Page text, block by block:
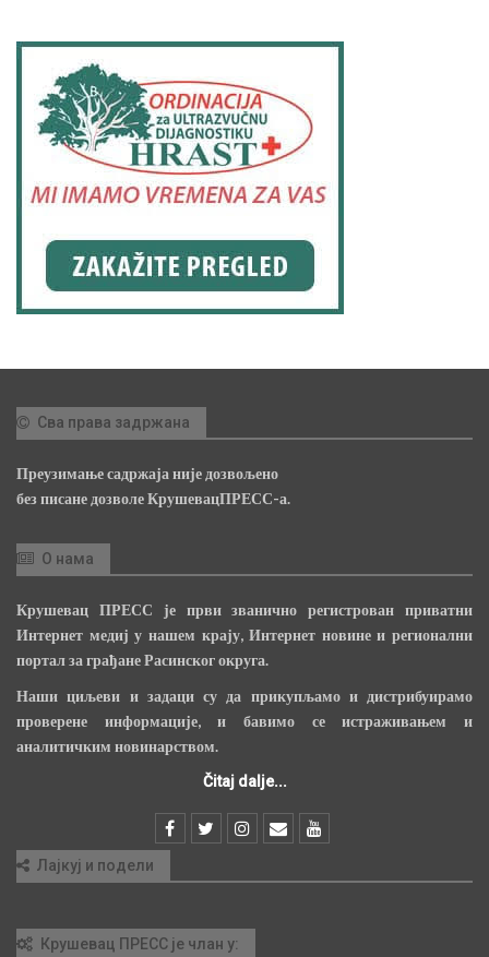
Сва права задржана
Преузимање садржаја није дозвољено
без писане дозволе КрушевацПРЕСС-а.
О нама
Крушевац ПРЕСС је први званично регистрован приватни
Интернет медиј у нашем крају, Интернет новине и регионални
портал за грађане Расинског округа.
Наши циљеви и задаци су да прикупљамо и дистрибуирамо
проверене информације, и бавимо се истраживањем и
аналитичким новинарством.
Čitaj dalje...
Лајкуј и подели
Крушевац ПРЕСС је члан у: